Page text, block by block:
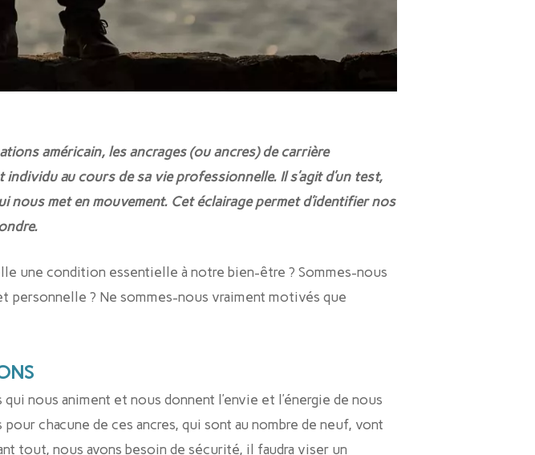
américain, les ancrages (ou ancres) de carrière
au cours de sa vie professionnelle. Il s’agit d’un test,
nous met en mouvement. Cet éclairage permet d’identifier nos
une condition essentielle à notre bien-être ? Sommes-nous
personnelle ? Ne sommes-nous vraiment motivés que
nous animent et nous donnent l’envie et l’énergie de nous
chacune de ces ancres, qui sont au nombre de neuf, vont
tout, nous avons besoin de sécurité, il faudra viser un